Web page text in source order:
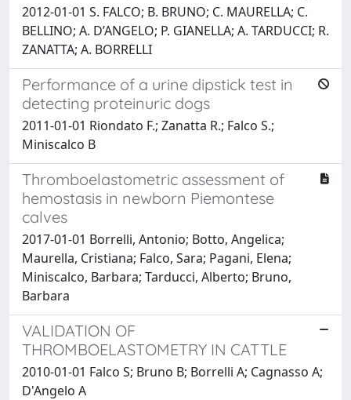
2012-01-01 S. FALCO; B. BRUNO; C. MAURELLA; C.
BELLINO; A. D’ANGELO; P. GIANELLA; A. TARDUCCI; R.
ZANATTA; A. BORRELLI
Performance of a urine dipstick test in
detecting proteinuric dogs
2011-01-01 Riondato F.; Zanatta R.; Falco S.;
Miniscalco B
Thromboelastometric assessment of
hemostasis in newborn Piemontese
calves
2017-01-01 Borrelli, Antonio; Botto, Angelica;
Maurella, Cristiana; Falco, Sara; Pagani, Elena;
Miniscalco, Barbara; Tarducci, Alberto; Bruno,
Barbara
VALIDATION OF
THROMBOELASTOMETRY IN CATTLE
2010-01-01 Falco S; Bruno B; Borrelli A; Cagnasso A;
D'Angelo A